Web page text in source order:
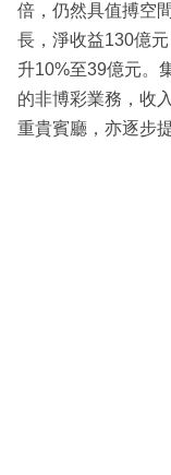
倍，仍然具值搏空
長，淨收益130億
升10%至39億元。
的非博彩業務，收
重貴賓廳，亦逐步